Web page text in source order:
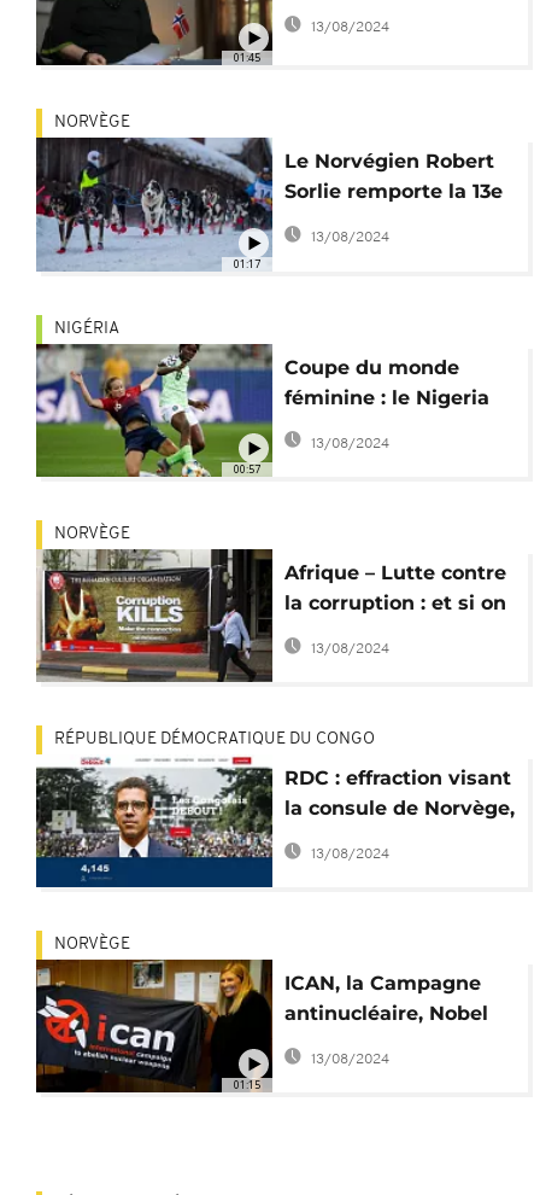
01:45
13/08/2024
01:17
NORVÈGE
Le Norvégien Robert
Sorlie remporte la 13e
édition de la course de
13/08/2024
00:57
NIGÉRIA
Coupe du monde
féminine : le Nigeria
n'a plus droit à l'erreur
13/08/2024
NORVÈGE
Afrique – Lutte contre
la corruption : et si on
s'inspirait des bons
exemples ?
13/08/2024
RÉPUBLIQUE DÉMOCRATIQUE DU CONGO
RDC : effraction visant
la consule de Norvège,
mère d'un opposant
13/08/2024
01:15
NORVÈGE
ICAN, la Campagne
antinucléaire, Nobel
de la Paix 2017
13/08/2024